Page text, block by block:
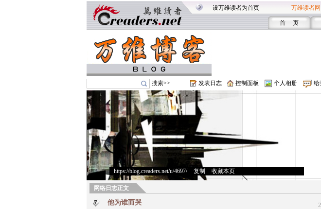
设万维读者为首页 万维读者
首 页
搜索>> 发表日志 控制面板 个人相册 给
https://blog.creaders.net/u/4697/> 复制 收藏本页
网络日志正文
他为谁而哭